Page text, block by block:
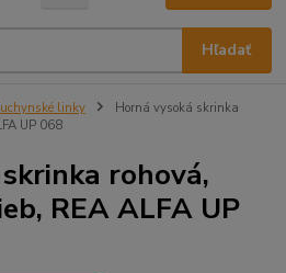
Hľadať
linky
Horná vysoká skrinka
UP 068
rohová,
REA ALFA UP